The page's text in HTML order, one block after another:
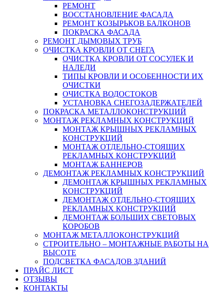
РЕМОНТ
ВОССТАНОВЛЕНИЕ ФАСАДА
РЕМОНТ КОЗЫРЬКОВ БАЛКОНОВ
ПОКРАСКА ФАСАДА
РЕМОНТ ДЫМОВЫХ ТРУБ
ОЧИСТКА КРОВЛИ ОТ СНЕГА
ОЧИСТКА КРОВЛИ ОТ СОСУЛЕК И
НАЛЕДИ
ТИПЫ КРОВЛИ И ОСОБЕННОСТИ ИХ
ОЧИСТКИ
ОЧИСТКА ВОДОСТОКОВ
УСТАНОВКА СНЕГОЗАДЕРЖАТЕЛЕЙ
ПОКРАСКА МЕТАЛЛОКОНСТРУКЦИЙ
МОНТАЖ РЕКЛАМНЫХ КОНСТРУКЦИЙ
МОНТАЖ КРЫШНЫХ РЕКЛАМНЫХ
КОНСТРУКЦИЙ
МОНТАЖ ОТДЕЛЬНО-СТОЯЩИХ
РЕКЛАМНЫХ КОНСТРУКЦИЙ
МОНТАЖ БАННЕРОВ
ДЕМОНТАЖ РЕКЛАМНЫХ КОНСТРУКЦИЙ
ДЕМОНТАЖ КРЫШНЫХ РЕКЛАМНЫХ
КОНСТРУКЦИЙ
ДЕМОНТАЖ ОТДЕЛЬНО-СТОЯЩИХ
РЕКЛАМНЫХ КОНСТРУКЦИЙ
ДЕМОНТАЖ БОЛЬШИХ СВЕТОВЫХ
КОРОБОВ
МОНТАЖ МЕТАЛЛОКОНСТРУКЦИЙ
СТРОИТЕЛЬНО – МОНТАЖНЫЕ РАБОТЫ НА
ВЫСОТЕ
ПОДСВЕТКА ФАСАДОВ ЗДАНИЙ
ПРАЙС ЛИСТ
ОТЗЫВЫ
КОНТАКТЫ